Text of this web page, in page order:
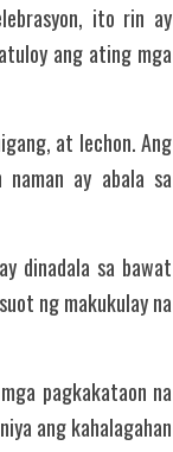
ito rin ay
ang ating mga
at lechon. Ang
ay abala sa
dinadala sa bawat
ng makukulay na
pagkakataon na
ang kahalagahan